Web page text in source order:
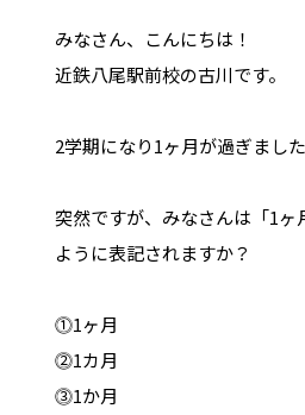
みなさん、こんにちは！
近鉄八尾駅前校の古川です。
2学期になり1ヶ月が過ぎました
突然ですが、みなさんは「1ヶ
ように表記されますか？
⓵1ヶ月
⓶1カ月
⓷1か月